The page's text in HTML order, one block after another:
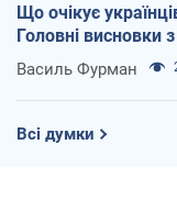
Що очікує
Головні висновки
Василь Фурман
Всі думки